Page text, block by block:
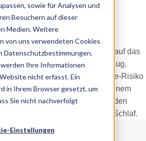
sowie für Analysen und
Besuchern auf dieser
Medien. Weitere
von uns verwendeten Cookies
Datenschutzbestimmungen.
Ihre Informationen
nicht erfasst. Ein
in Ihrem Browser gesetzt, um
Sie nicht nachverfolgt
Einstellungen
und Rauchen
in diesem Artikel sind nur für